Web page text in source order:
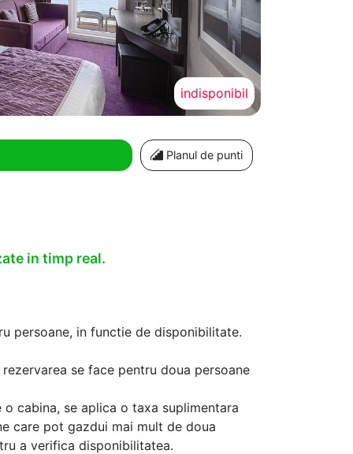
indisponibil
Planul de punti
in timp real.
persoane, in functie de disponibilitate.
se face pentru doua persoane
cabina, se aplica o taxa suplimentara
care pot gazdui mai mult de doua
a verifica disponibilitatea.